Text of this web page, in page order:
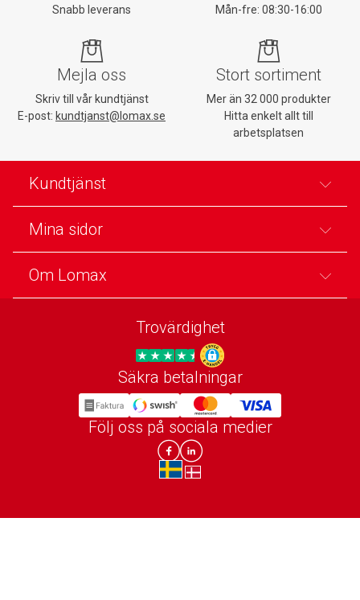
Snabb leverans
Mån-fre: 08:30-16:00
Mejla oss
Skriv till vår kundtjänst
E-post: kundtjanst@lomax.se
Stort sortiment
Mer än 32 000 produkter
Hitta enkelt allt till
arbetsplatsen
Kundtjänst
Mina sidor
Om Lomax
Trovärdighet
Trygg E-handel
Säkra betalningar
Följ oss på sociala medier
Lomax DK Facebook
Lomax SE LinkIn
sv-SEda-DK